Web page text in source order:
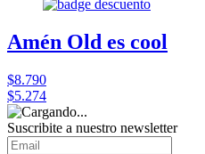
Amén Old es cool
$8.790
$5.274
Suscribite a nuestro newsletter